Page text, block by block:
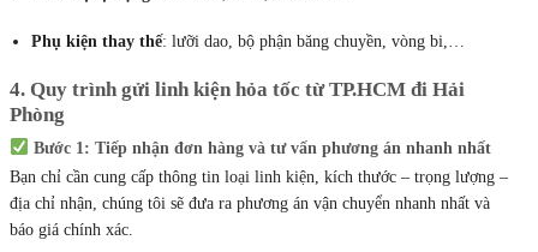
Thiết bị cơ khí chính xác: trục vít, bạc đạn, motor nhỏ
Máy móc phụ trợ: máy dán nhãn, máy chiết rót
Thiết bị tự động hóa
Phụ kiện thay thế: lưỡi dao, bộ phận băng chuyền, vòng bi,…
4. Quy trình gửi linh kiện hỏa tốc từ TP.HCM đi Hải